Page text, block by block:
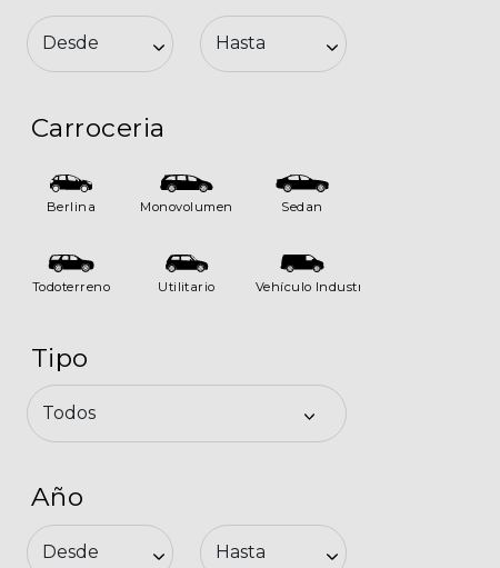
Posventa
Gamboa
Contacto
Carroceria
Berlina Monovolumen Sedan
Todoterreno Utilitario Vehículo Industrial
Tipo
Año